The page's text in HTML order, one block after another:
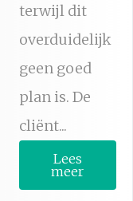
terwijl dit
overduidelijk
geen goed
plan is. De
cliënt...
Lees
meer